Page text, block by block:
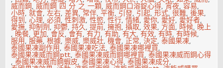
威而鋼,威而鋼 四 分 之 一顆,威而鋼口溶錠心得, 宵夜,容易,
小時,就會,左右,差異, 常伴,平衡, 引發, 引起,形式,很難,後果,
得到,心理,必須,性刺激,性慾,性行,情緒, 愛你, 愛好, 愛好者,
愛撫,抑制劑,抑鬱,持久,提前,擁抱,攝取,效果, 方面, 時候, 晚上
, 晚餐, 更加, 會反, 會有,有力,有助,有大,有效,有時,有時候,
服用,服藥,根據,樂威,樂威壯,機會,正常,決定,泰國果凍,
泰國果凍副作用,泰國果凍吃法,泰國果凍哪裡買,
泰國果凍威而鋼ptt,泰國果凍威而鋼哪裡買,泰國果凍威而鋼心得
,泰國果凍威而鋼蝦皮,泰國果凍心得,泰國果凍成分,